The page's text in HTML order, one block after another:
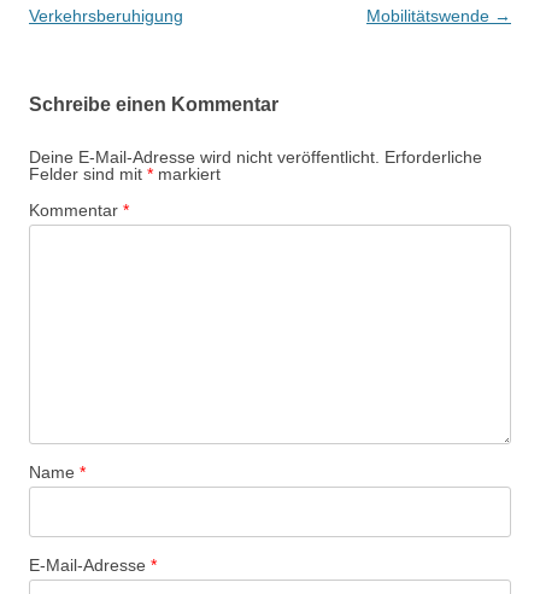
Verkehrsberuhigung
Mobilitätswende →
Schreibe einen Kommentar
Deine E-Mail-Adresse wird nicht veröffentlicht. Erforderliche
Felder sind mit * markiert
Kommentar *
Name *
E-Mail-Adresse *